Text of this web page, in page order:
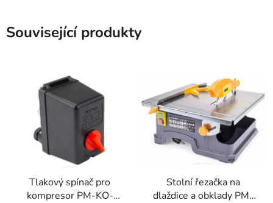
Související produkty
Tlakový spínač pro
kompresor PM-KO-
Stolní řezačka na
dlaždice a obklady PM-